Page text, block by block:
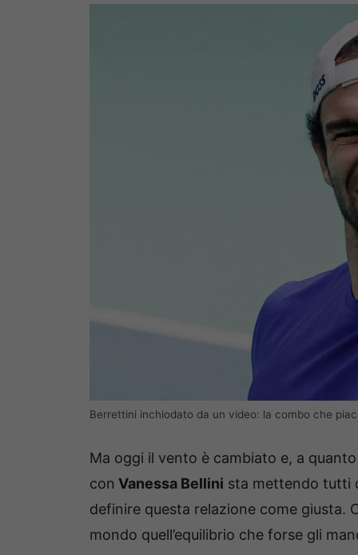
Berrettini inchiodato da un video: la combo che
Ma oggi il vento è cambiato e, a
con Vanessa Bellini sta mettendo tutti
definire questa relazione come giusta.
mondo quell’equilibrio che forse gli